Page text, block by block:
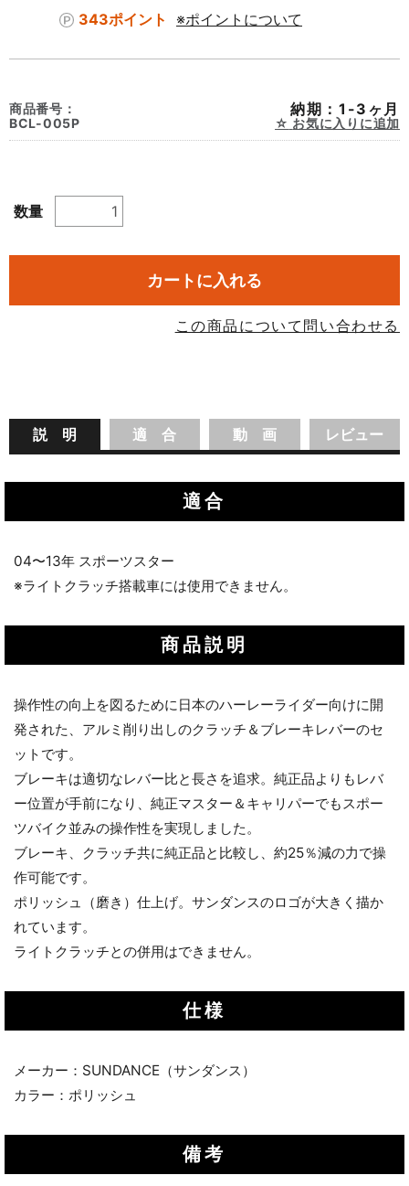
343ポイント
※ポイントについて
商品番号：
BCL-005P
納期：1-3ヶ月
お気に入りに追加
数量
カートに入れる
この商品について問い合わせる
説 明 適 合 動 画 レビュー
適合
04〜13年 スポーツスター
※ライトクラッチ搭載車には使用できません。
商品説明
操作性の向上を図るために日本のハーレーライダー向けに開
発された、アルミ削り出しのクラッチ＆ブレーキレバーのセ
ットです。
ブレーキは適切なレバー比と長さを追求。純正品よりもレバ
ー位置が手前になり、純正マスター＆キャリパーでもスポー
ツバイク並みの操作性を実現しました。
ブレーキ、クラッチ共に純正品と比較し、約25％減の力で操
作可能です。
ポリッシュ（磨き）仕上げ。サンダンスのロゴが大きく描か
れています。
ライトクラッチとの併用はできません。
仕様
メーカー：SUNDANCE（サンダンス）
カラー：ポリッシュ
備考